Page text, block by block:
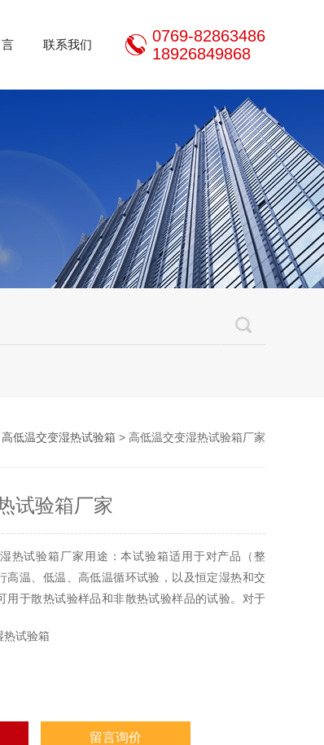
联系我们
0769-82863486
18926849868
高低温交变湿热试验箱 > 高低温交变湿热试验箱厂家
试验箱厂家
热试验箱厂家用途：本试验箱适用于对产品（整
高温、低温、高低温循环试验，以及恒定湿热和交
用于散热试验样品和非散热试验样品的试验。对于
所变化，同时，较高湿度也会因散热产品带来热量
到影响。
热试验箱
留言询价